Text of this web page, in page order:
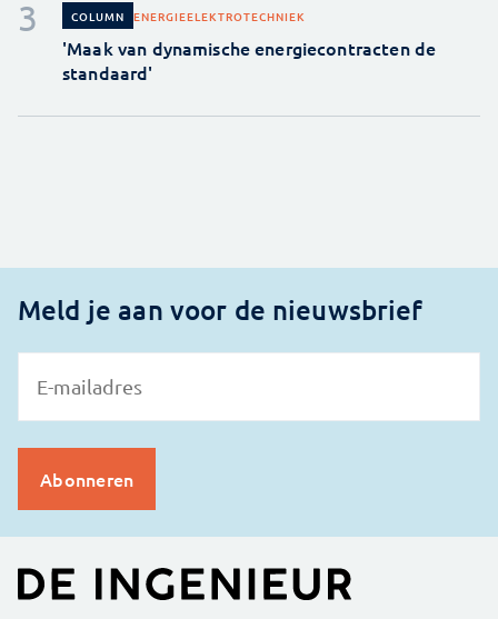
COLUMN ENERGIEELEKTROTECHNIEK
'Maak van dynamische energiecontracten de
standaard'
Meld je aan voor de nieuwsbrief